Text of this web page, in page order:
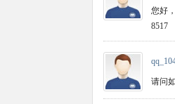
您好
8517
请问